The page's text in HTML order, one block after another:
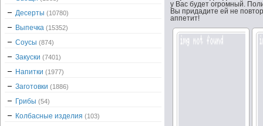
у Вас будет огромный.
Вы придадите ей не
аппетит!
Десерты (10780)
Выпечка (15352)
Соусы (874)
Закуски (7401)
Напитки (1977)
Заготовки (1886)
Грибы (54)
Колбасные изделия (103)